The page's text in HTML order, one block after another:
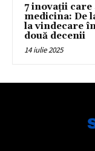
7 inovații care
medicina: De
la vindecare
două decenii
14 iulie 2025